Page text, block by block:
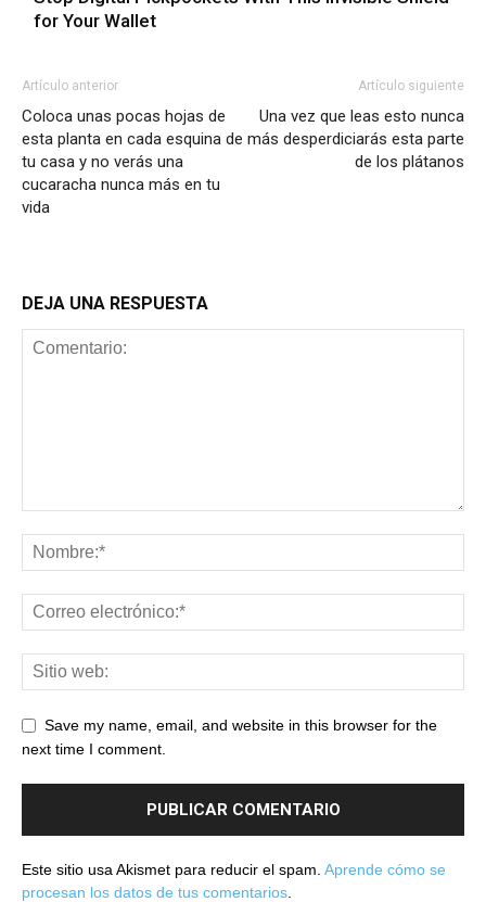
for Your Wallet
Artículo anterior
Coloca unas pocas hojas de
esta planta en cada esquina de
tu casa y no verás una
cucaracha nunca más en tu
vida
Artículo siguiente
Una vez que leas esto nunca
más desperdiciarás esta parte
de los plátanos
DEJA UNA RESPUESTA
Save my name, email, and website in this browser for the
next time I comment.
Este sitio usa Akismet para reducir el spam. Aprende cómo se
procesan los datos de tus comentarios